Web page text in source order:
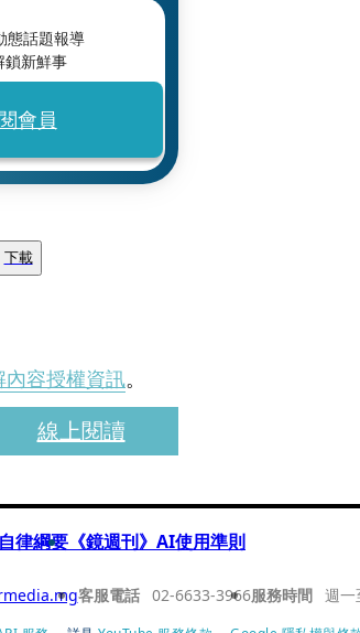
態話題報導
鎖新鮮事
會員
下載
內容授權資訊。
線上閱讀
律綱要 《鏡週刊》AI使用準則
客服電話 02-6633-3966服務時間 週一